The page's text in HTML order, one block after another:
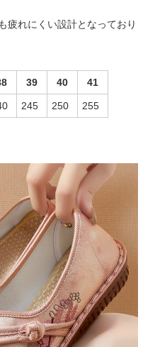
疲れにくい設計となっており
39 40 41
245 250 255